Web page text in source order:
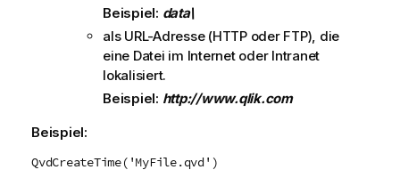
Beispiel: data\
als URL-Adresse (HTTPoder FTP), die
eine Datei im Internet oder Intranet
lokalisiert.
Beispiel: http://www.qlik.com
Beispiel:
QvdCreateTime('MyFile.qvd')